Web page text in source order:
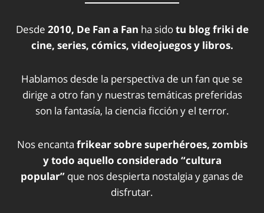
Desde 2010, De Fan a Fan ha sidotu blog friki de
cine, series, cómics, videojuegos y libros.
Hablamos desde la perspectiva de un fan que se
dirige a otro fan y nuestras temáticas preferidas
son la fantasía, la ciencia ficción y el terror.
Nos encanta frikear sobre superhéroes, zombis
y todo aquello considerado “cultura
popular” que nos despierta nostalgia y ganas de
disfrutar.